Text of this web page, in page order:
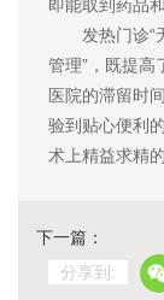
即能取到药品
发热门诊“无
管理”，既提高
医院的滞留时
验到贴心便利
术上精益求精
下一篇：
分享到: